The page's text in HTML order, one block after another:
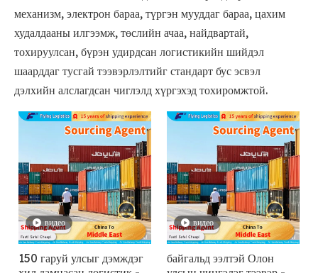
механизм, электрон бараа, түргэн мууддаг бараа, цахим
худалдааны илгээмж, төслийн ачаа, найдвартай,
тохируулсан, бүрэн удирдсан логистикийн шийдэл
шаарддаг тусгай тээвэрлэлтийг стандарт бус эсвэл
дэлхийн алслагдсан чиглэлд хүргэхэд тохиромжтой.
видео
150 гаруй улсыг дэмждэг
видео
байгальд ээлтэй Олон